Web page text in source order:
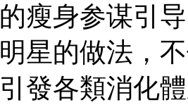
瘦身参谋引
星的做法，
發各類消化